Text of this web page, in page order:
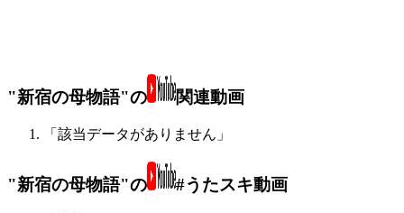
"新宿の母物語"の 関連動画
「該当データがありません」
"新宿の母物語"の #うたスキ動画